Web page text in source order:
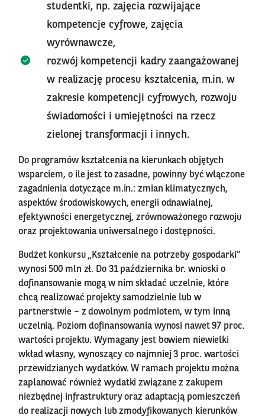
studentki, np. zajęcia rozwijające
kompetencje cyfrowe, zajęcia
wyrównawcze,
rozwój kompetencji kadry zaangażowanej
w realizację procesu kształcenia, m.in. w
zakresie kompetencji cyfrowych, rozwoju
świadomości i umiejętności na rzecz
zielonej transformacji i innych.
Do programów kształcenia na kierunkach objętych
wsparciem, o ile jest to zasadne, powinny być włączone
zagadnienia dotyczące m.in.: zmian klimatycznych,
aspektów środowiskowych, energii odnawialnej,
efektywności energetycznej, zrównoważonego rozwoju
oraz projektowania uniwersalnego i dostępności.
Budżet konkursu „Kształcenie na potrzeby gospodarki”
wynosi 500 mln zł. Do 31 października br. wnioski o
dofinansowanie mogą w nim składać uczelnie, które
chcą realizować projekty samodzielnie lub w
partnerstwie – z dowolnym podmiotem, w tym inną
uczelnią. Poziom dofinansowania wynosi nawet 97 proc.
wartości projektu. Wymagany jest bowiem niewielki
wkład własny, wynoszący co najmniej 3 proc. wartości
przewidzianych wydatków. W ramach projektu można
zaplanować również wydatki związane z zakupem
niezbędnej infrastruktury oraz adaptacją pomieszczeń
do realizacji nowych lub zmodyfikowanych kierunków